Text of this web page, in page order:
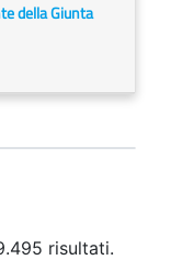
della Giunta
risultati.